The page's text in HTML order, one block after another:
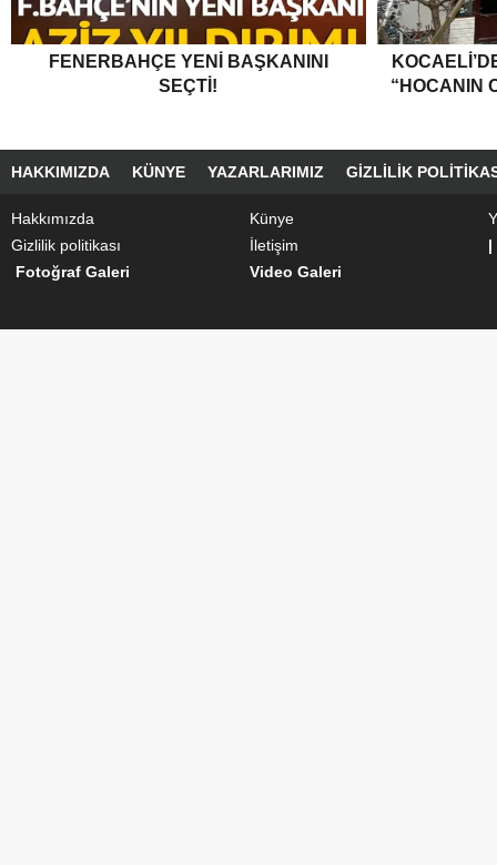
FENERBAHÇE YENI BAŞKANINI
SEÇTI!
“HOCANIN
HAKKIMIZDA KÜNYE YAZARLARIMIZ GIZLILIK
Hakkımızda Künye
Gizlilik politikası
İletişim
|
Fotoğraf Galeri
Video Galeri